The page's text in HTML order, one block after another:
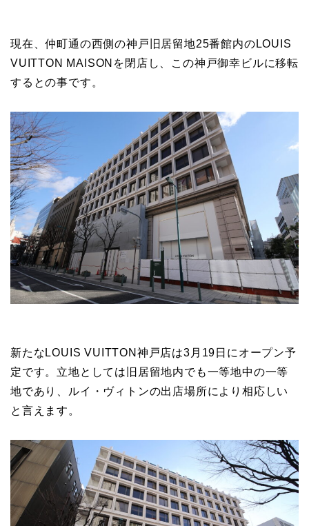
現在、仲町通の西側の神戸旧居留地25番館内のLOUIS
VUITTON MAISONを閉店し、この神戸御幸ビルに移転
するとの事です。
新たなLOUIS VUITTON神戸店は3月19日にオープン予
定です。立地としては旧居留地内でも一等地中の一等
地であり、ルイ・ヴィトンの出店場所により相応しい
と言えます。